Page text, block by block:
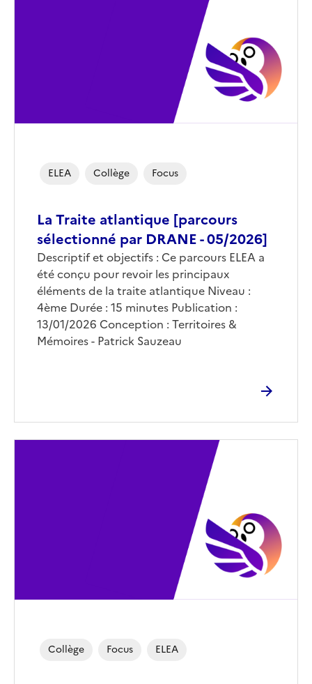
La Traite atlantique [parcours
sélectionné par DRANE - 05/2026]
Corps
Descriptif et objectifs : Ce parcours ELEA a
été conçu pour revoir les principaux
éléments de la traite atlantique Niveau :
4ème Durée : 15 minutes Publication :
13/01/2026 Conception : Territoires &
Mémoires - Patrick Sauzeau
ELEA Collège Focus
Collège Focus ELEA